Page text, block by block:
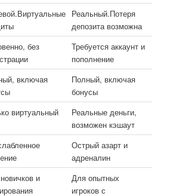
Реальный.Потеря
депозита возможна
без
Требуется аккаунт и
пополнение
включая
Полный, включая
бонусы
виртуальный
Реальные деньги,
возможен кэшаут
Острый азарт и
адреналин
и
Для опытных
игроков с